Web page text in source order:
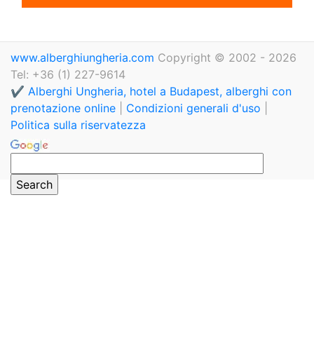
www.alberghiungheria.com Copyright © 2002 - 2026
Tel: +36 (1) 227-9614
✔️ Alberghi Ungheria, hotel a Budapest, alberghi con
prenotazione online
Condizioni generali d'uso
Politica sulla riservatezza